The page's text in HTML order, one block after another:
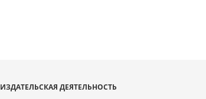
ИЗДАТЕЛЬСКАЯ ДЕЯТЕЛЬНОСТЬ